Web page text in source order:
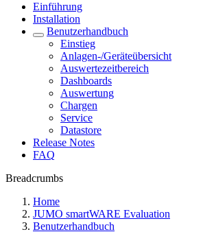
Einführung
Installation
Benutzerhandbuch
Einstieg
Anlagen-/Geräteübersicht
Auswertezeitbereich
Dashboards
Auswertung
Chargen
Service
Datastore
Release Notes
FAQ
Breadcrumbs
Home
JUMO smartWARE Evaluation
Benutzerhandbuch